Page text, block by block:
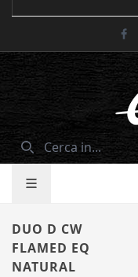
DUO D CW
FLAMED EQ
NATURAL